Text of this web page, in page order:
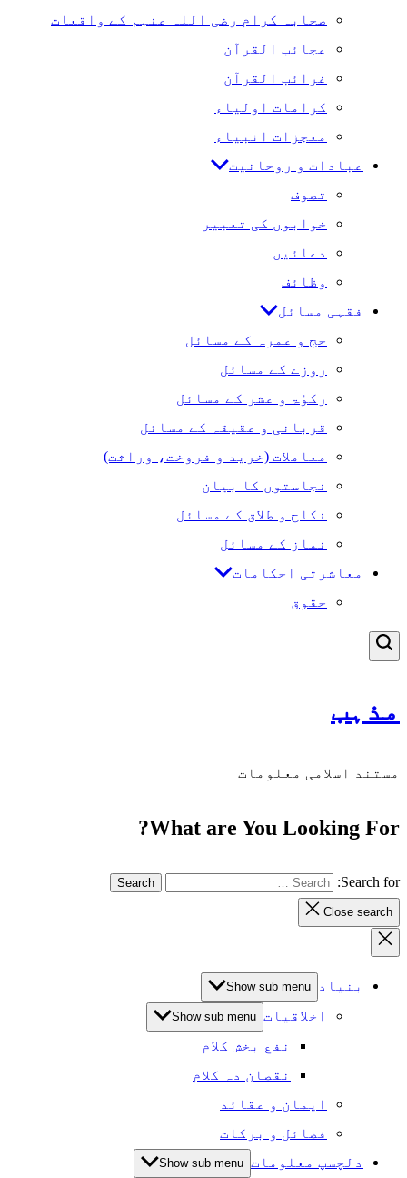
صحابہ کرام رضی اللہ عنہم کے واقعات
عجائب القرآن
غرائب القرآن
کرامات اولیاء
معجزات انبیاء
عبادات و روحانیت
تصوف
خوابوں کی تعبیر
دعائیں
وظائف
فقہی مسائل
حج و عمرہ کے مسائل
روزے کے مسائل
زکوٰۃ و عشر کے مسائل
قربانی و عقیقہ کے مسائل
معاملات (خرید و فروخت، وراثت)
نجاستوں کا بیان
نکاح و طلاق کے مسائل
نماز کے مسائل
معاشرتی احکامات
حقوق
مذہب
مستند اسلامی معلومات
What are You Looking For?
Search for:
Close search
بنیاد Show sub menu
اخلاقیات Show sub menu
نفع بخش کلام
نقصان دہ کلام
ایمان و عقائد
فضائل و برکات
دلچسپ معلومات Show sub menu